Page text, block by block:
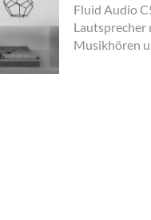
Fluid Audio
Lautsprecher
Musikhören